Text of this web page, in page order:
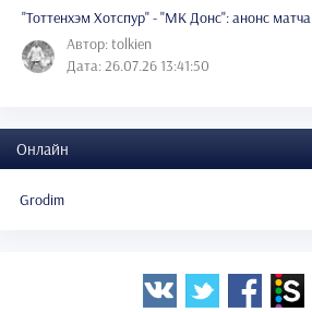
"Тоттенхэм Хотспур" - "МК Донс": анонс матча
Автор: tolkien
Дата: 26.07.26 13:41:50
Онлайн
Grodim